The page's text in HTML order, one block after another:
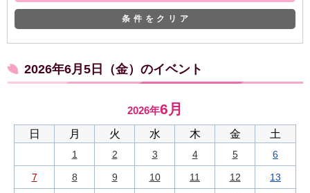
条件をクリア
2026年6月5日（金）のイベント
2026年6月
日 月 火 水 木 金 土
1 2 3 4 5 6
7 8 9 10 11 12 13